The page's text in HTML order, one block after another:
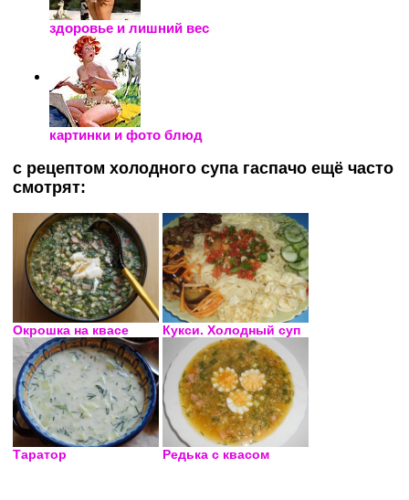
здоровье и лишний вес
картинки и фото блюд
с рецептом холодного супа гаспачо ещё часто
смотрят:
Окрошка на квасе Кукси. Холодный суп
Таратор Редька с квасом